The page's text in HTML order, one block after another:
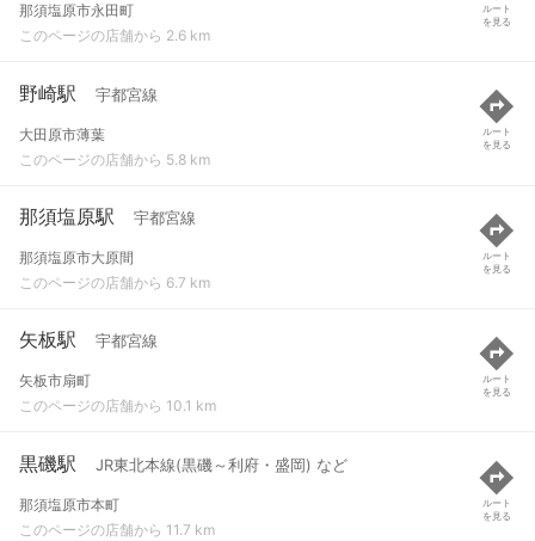
那須塩原市永田町
このページの店舗から 2.6 km
ルート
を見る
野崎駅 宇都宮線
大田原市薄葉
このページの店舗から 5.8 km
ルート
を見る
那須塩原駅 宇都宮線
那須塩原市大原間
このページの店舗から 6.7 km
ルート
を見る
矢板駅 宇都宮線
矢板市扇町
このページの店舗から 10.1 km
ルート
を見る
黒磯駅 JR東北本線(黒磯～利府・盛岡) など
那須塩原市本町
このページの店舗から 11.7 km
ルート
を見る